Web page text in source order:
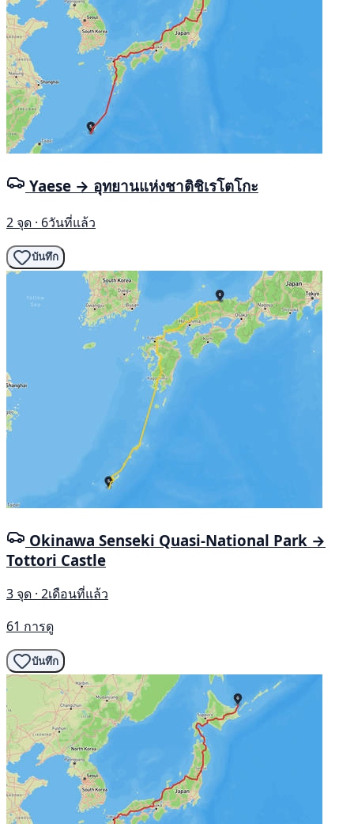
Yaese → อุทยานแห่งชาติชิเรโตโกะ
2 จุด · 6วันที่แล้ว
บันทึก
Okinawa Senseki Quasi-National Park →
Tottori Castle
3 จุด · 2เดือนที่แล้ว
61 การดู
บันทึก